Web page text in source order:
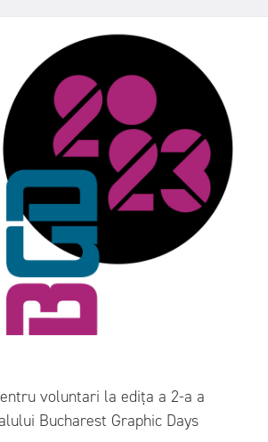
voluntari la edița a 2-a a
Bucharest Graphic Days